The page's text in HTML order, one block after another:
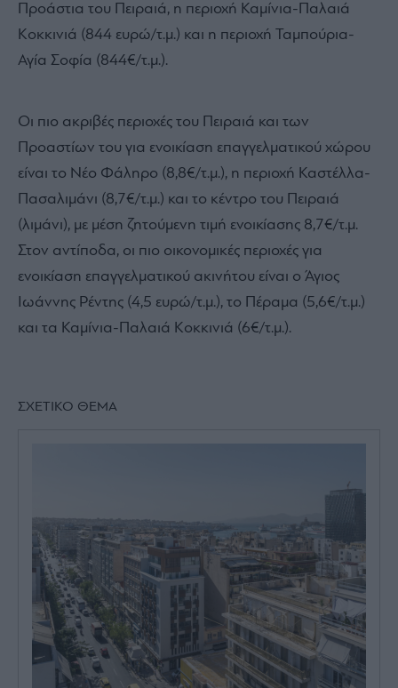
Προάστια του Πειραιά, η περιοχή Καμίνια-Παλαιά
Κοκκινιά (844 ευρώ/τ.μ.) και η περιοχή Ταμπούρια-
Αγία Σοφία (844€/τ.μ.).
Οι πιο ακριβές περιοχές του Πειραιά και των
Προαστίων του για ενοικίαση επαγγελματικού χώρου
είναι το Νέο Φάληρο (8,8€/τ.μ.), η περιοχή Καστέλλα-
Πασαλιμάνι (8,7€/τ.μ.) και το κέντρο του Πειραιά
(λιμάνι), με μέση ζητούμενη τιμή ενοικίασης 8,7€/τ.μ.
Στον αντίποδα, οι πιο οικονομικές περιοχές για
ενοικίαση επαγγελματικού ακινήτου είναι ο Άγιος
Ιωάννης Ρέντης (4,5 ευρώ/τ.μ.), το Πέραμα (5,6€/τ.μ.)
και τα Καμίνια-Παλαιά Κοκκινιά (6€/τ.μ.).
ΣΧΕΤΙΚΟ ΘΕΜΑ